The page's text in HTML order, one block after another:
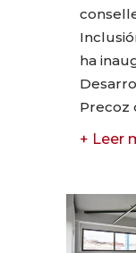
ha
Precoz
+ Leer